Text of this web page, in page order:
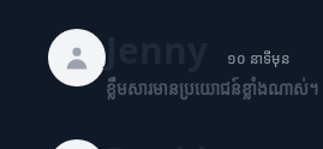
១០ នាទីមុន
ខ្លឹមសារមានប្រយោជន៍ខ្លាំងណាស់។